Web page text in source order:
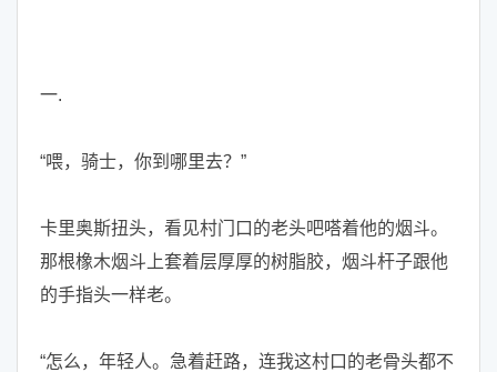
一.
“喂，骑士，你到哪里去？”
卡里奥斯扭头，看见村门口的老头吧嗒着他的烟斗。
那根橡木烟斗上套着层厚厚的树脂胶，烟斗杆子跟他
的手指头一样老。
“怎么，年轻人。急着赶路，连我这村口的老骨头都不